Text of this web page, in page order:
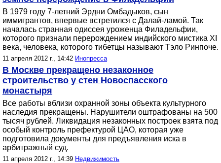
В 1979 году 7-летний Эрдни Омбадыков, сын
иммигрантов, впервые встретился с Далай-ламой. Так
началась странная одиссея уроженца Филадельфии,
которого признали перерождением индийского мистика XI
века, человека, которого тибетцы называют Тэло Ринпоче.
11 апреля 2012 г., 14:42 Инопресса
В Москве прекращено незаконное
строительство у стен Новоспасского
монастыря
Все работы вблизи охранной зоны объекта культурного
наследия прекращены. Нарушители оштрафованы на 500
тысяч рублей. Ликвидация незаконных построек взята под
особый контроль префектурой ЦАО, которая уже
подготовила документы для предъявления иска в
арбитражный суд.
11 апреля 2012 г., 14:39 Недвижимость